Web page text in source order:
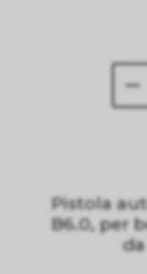
Pistola
B6.0, per